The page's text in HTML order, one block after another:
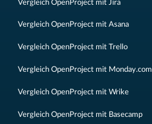
Vergleich OpenProject mit Jira
Vergleich OpenProject mit Asana
Vergleich OpenProject mit Trello
Vergleich OpenProject mit Monday.com
Vergleich OpenProject mit Wrike
Vergleich OpenProject mit Basecamp